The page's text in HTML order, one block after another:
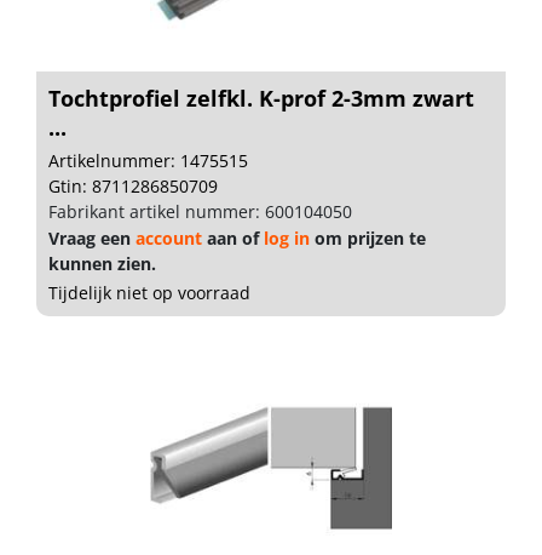
Tochtprofiel zelfkl. K-prof 2-3mm zwart
...
Artikelnummer: 1475515
Gtin: 8711286850709
Fabrikant artikel nummer: 600104050
Vraag een account aan of log in om prijzen te
kunnen zien.
Tijdelijk niet op voorraad